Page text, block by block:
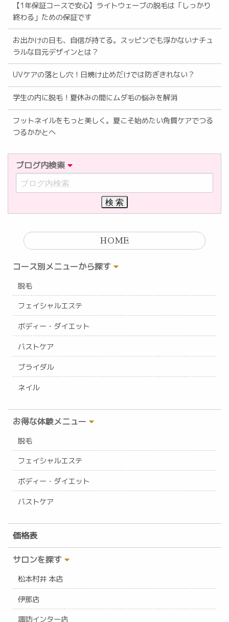
【1年保証コースで安心】ライトウェーブの脱毛は「しっかり
終わる」ための保証です
お出かけの日も、自信が持てる。スッピンでも浮かないナチュ
ラルな目元デザインとは？
UVケアの落とし穴！日焼け止めだけでは防ぎきれない？
学生の内に脱毛！夏休みの間にムダ毛の悩みを解消
フットネイルをもっと美しく。夏こそ始めたい角質ケアでつる
つるかかとへ
ブログ内検索
HOME
コース別メニューから探す
脱毛
フェイシャルエステ
ボディー・ダイエット
バストケア
ブライダル
ネイル
お得な体験メニュー
脱毛
フェイシャルエステ
ボディー・ダイエット
バストケア
価格表
サロンを探す
松本村井 本店
伊那店
諏訪インター店